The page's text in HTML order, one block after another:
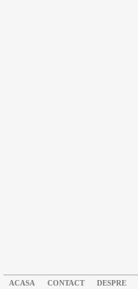
ACASA CONTACT DESPRE